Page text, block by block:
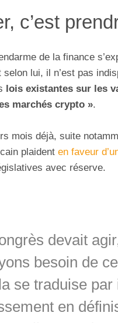
c’est
de la finance
selon lui, il n’est pas
lois existantes sur les
marchés crypto ».
mois déjà, suite
plaident en faveur
avec réserve.
devait
besoin de
se traduise
en